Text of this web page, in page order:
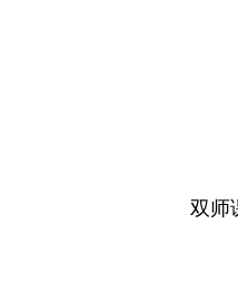
双师